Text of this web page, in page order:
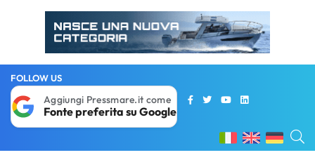
FOLLOW US
Aggiungi Pressmare.it come
Fonte preferita su Google